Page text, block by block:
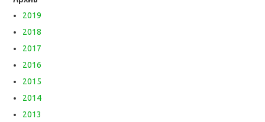
2019
2018
2017
2016
2015
2014
2013